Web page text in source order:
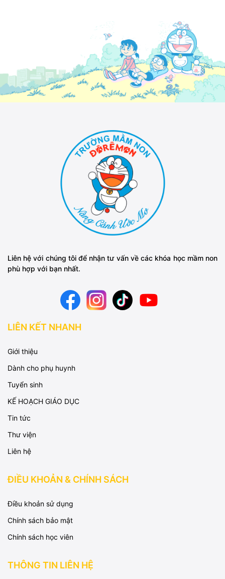
Liên hệ với chúng tôi để nhận tư vấn về các khóa học mầm non
phù hợp với bạn nhất.
LIÊN KẾT NHANH
Giới thiệu
Dành cho phụ huynh
Tuyển sinh
KẾ HOẠCH GIÁO DỤC
Tin tức
Thư viện
Liên hệ
ĐIỀU KHOẢN & CHÍNH SÁCH
Điều khoản sử dụng
Chính sách bảo mật
Chính sách học viên
THÔNG TIN LIÊN HỆ